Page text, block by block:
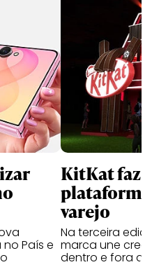
País e
KitKat faz
plataforma
varejo
Na terceira
marca une
dentro e fora